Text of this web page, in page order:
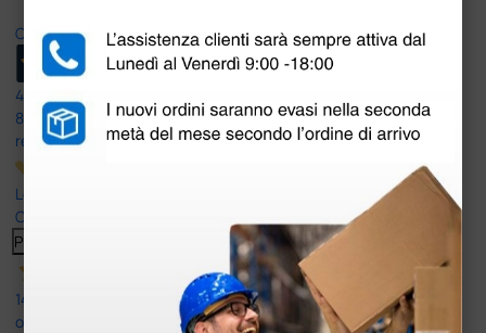
Ottimo
4,6
8.330
recensioni
Le nostre recensioni a 4 e 5 stelle.
Clicca qui per leggerle tutte >
Precedente
14 Luglio 2026
ottima